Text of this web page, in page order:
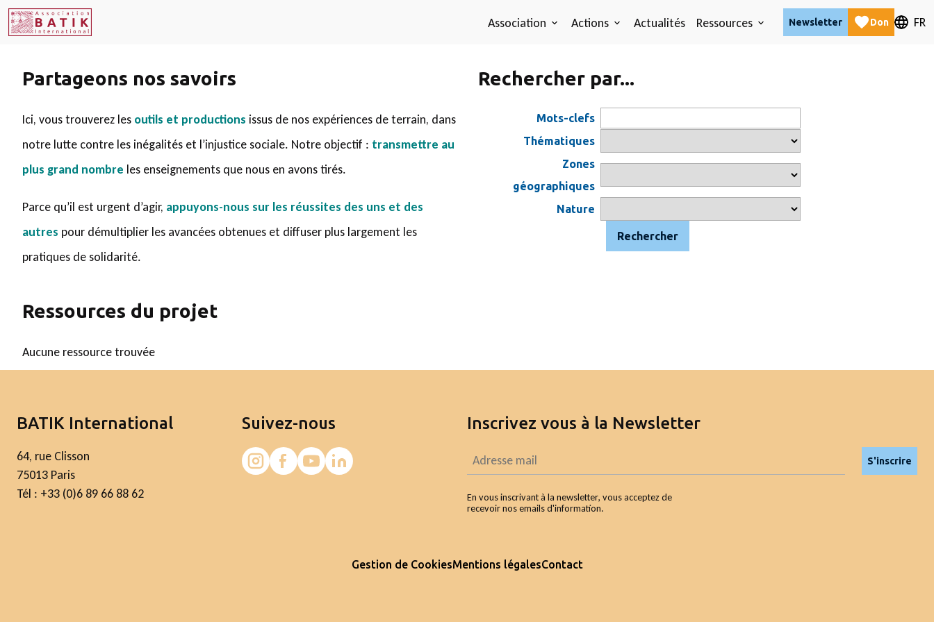
Association Actions Actualités Ressources Newsletter Don FR
Partageons nos savoirs
Ici, vous trouverez les outils et productions issus de nos expériences de terrain, dans
notre lutte contre les inégalités et l’injustice sociale. Notre objectif : transmettre au
plus grand nombre les enseignements que nous en avons tirés.
Parce qu’il est urgent d’agir, appuyons-nous sur les réussites des uns et des
autres pour démultiplier les avancées obtenues et diffuser plus largement les
pratiques de solidarité.
Rechercher par...
Mots-clefs
Thématiques
Zones
géographiques
Nature
Rechercher
Ressources du projet
Aucune ressource trouvée
BATIK International
64, rue Clisson
75013 Paris
Tél : +33 (0)6 89 66 88 62
Suivez-nous Inscrivez vous à la Newsletter
S'inscrire
En vous inscrivant à la newsletter, vous acceptez de
recevoir nos emails d'information.
Gestion de CookiesMentions légalesContact